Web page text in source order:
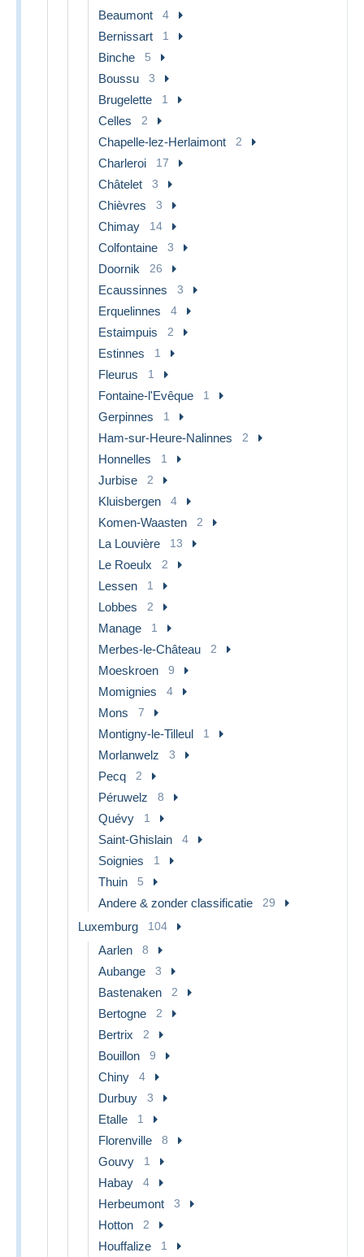
Beaumont
4
Bernissart 1
Binche 5
Boussu 3
Brugelette 1
Celles 2
Chapelle-lez-Herlaimont 2
Charleroi 17
Châtelet 3
Chièvres 3
Chimay 14
Colfontaine 3
Doornik 26
Ecaussinnes 3
Erquelinnes 4
Estaimpuis 2
Estinnes 1
Fleurus 1
Fontaine-l'Evêque 1
Gerpinnes 1
Ham-sur-Heure-Nalinnes 2
Honnelles 1
Jurbise 2
Kluisbergen 4
Komen-Waasten 2
La Louvière 13
Le Roeulx 2
Lessen 1
Lobbes 2
Manage 1
Merbes-le-Château 2
Moeskroen 9
Momignies 4
Mons 7
Montigny-le-Tilleul 1
Morlanwelz 3
Pecq 2
Péruwelz 8
Quévy 1
Saint-Ghislain 4
Soignies 1
Thuin 5
Andere & zonder classificatie 29
Luxemburg 104
Aarlen 8
Aubange 3
Bastenaken 2
Bertogne 2
Bertrix 2
Bouillon 9
Chiny 4
Durbuy 3
Etalle 1
Florenville 8
Gouvy 1
Habay 4
Herbeumont 3
Hotton 2
Houffalize 1